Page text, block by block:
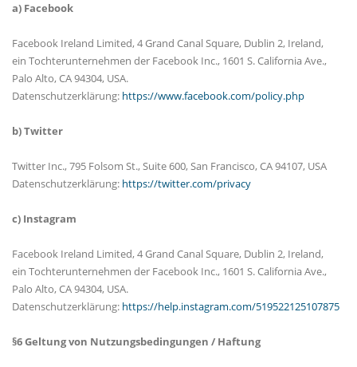
a) Facebook
Facebook Ireland Limited, 4 Grand Canal Square, Dublin 2, Ireland,
ein Tochterunternehmen der Facebook Inc., 1601 S. California Ave.,
Palo Alto, CA 94304, USA.
Datenschutzerklärung: https://www.facebook.com/policy.php
b) Twitter
Twitter Inc., 795 Folsom St., Suite 600, San Francisco, CA 94107, USA
Datenschutzerklärung: https://twitter.com/privacy
c) Instagram
Facebook Ireland Limited, 4 Grand Canal Square, Dublin 2, Ireland,
ein Tochterunternehmen der Facebook Inc., 1601 S. California Ave.,
Palo Alto, CA 94304, USA.
Datenschutzerklärung: https://help.instagram.com/519522125107875
§6 Geltung von Nutzungsbedingungen / Haftung